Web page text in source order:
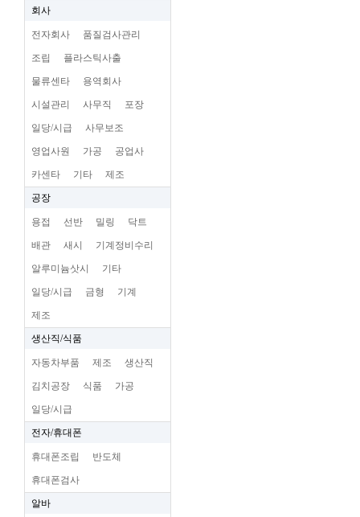
회사
전자회사 품질검사관리
조립 플라스틱사출
물류센타 용역회사
시설관리 사무직 포장
일당/시급 사무보조
영업사원 가공 공업사
카센타 기타 제조
공장
용접 선반 밀링 닥트
배관 새시 기계정비수리
알루미늄삿시 기타
일당/시급 금형 기계
제조
생산직/식품
자동차부품 제조 생산직
김치공장 식품 가공
일당/시급
전자/휴대폰
휴대폰조립 반도체
휴대폰검사
알바